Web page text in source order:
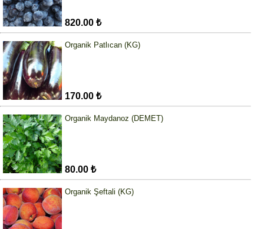
820.00 ₺
Organik Patlıcan (KG)
170.00 ₺
Organik Maydanoz (DEMET)
80.00 ₺
Organik Şeftali (KG)